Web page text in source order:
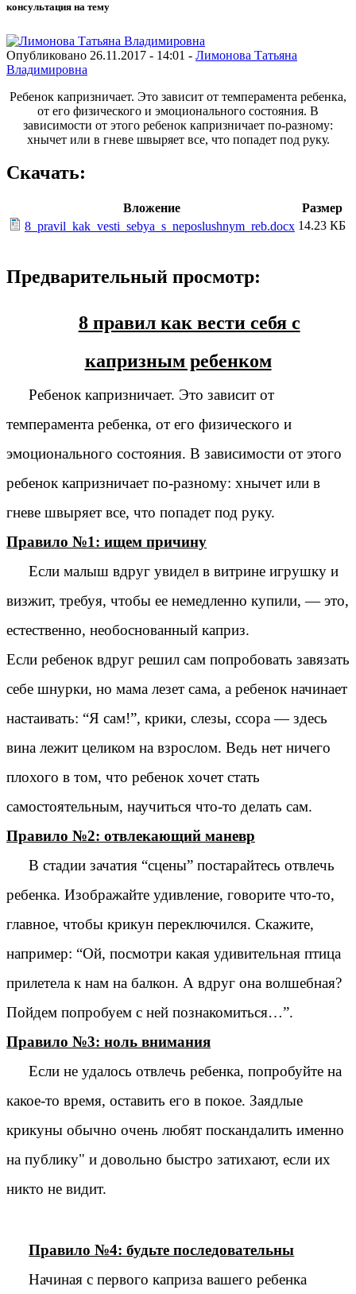
консультация на тему
Опубликовано 26.11.2017 - 14:01 - Лимонова Татьяна
Владимировна
Ребенок капризничает. Это зависит от темперамента ребенка,
от его физического и эмоционального состояния. В
зависимости от этого ребенок капризничает по-разному:
хнычет или в гневе швыряет все, что попадет под руку.
Скачать:
Вложение
Размер
8_pravil_kak_vesti_sebya_s_neposlushnym_reb.docx 14.23 КБ
Предварительный просмотр:
8 правил как вести себя с
капризным ребенком
Ребенок капризничает. Это зависит от
темперамента ребенка, от его физического и
эмоционального состояния. В зависимости от этого
ребенок капризничает по-разному: хнычет или в
гневе швыряет все, что попадет под руку.
Правило №1: ищем причину
Если малыш вдруг увидел в витрине игрушку и
визжит, требуя, чтобы ее немедленно купили, — это,
естественно, необоснованный каприз.
Если ребенок вдруг решил сам попробовать завязать
себе шнурки, но мама лезет сама, а ребенок начинает
настаивать: “Я сам!”, крики, слезы, ссора — здесь
вина лежит целиком на взрослом. Ведь нет ничего
плохого в том, что ребенок хочет стать
самостоятельным, научиться что-то делать сам.
Правило №2: отвлекающий маневр
В стадии зачатия “сцены” постарайтесь отвлечь
ребенка. Изображайте удивление, говорите что-то,
главное, чтобы крикун переключился. Скажите,
например: “Ой, посмотри какая удивительная птица
прилетела к нам на балкон. А вдруг она волшебная?
Пойдем попробуем с ней познакомиться…”.
Правило №3: ноль внимания
Если не удалось отвлечь ребенка, попробуйте на
какое-то время, оставить его в покое. Заядлые
крикуны обычно очень любят поскандалить именно
на публику" и довольно быстро затихают, если их
никто не видит.
Правило №4: будьте последовательны
Начиная с первого каприза вашего ребенка